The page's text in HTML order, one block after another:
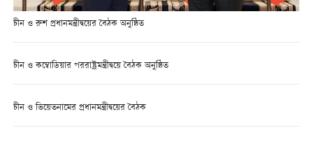
চীন ও রুশ প্রধানমন্ত্রীদ্বয়ের বৈঠক অনুষ্ঠিত
চীন ও কম্বোডিয়ার পররাষ্ট্রমন্ত্রীদ্বয়ে বৈঠক অনুষ্ঠিত
চীন ও ভিয়েতনামের প্রধানমন্ত্রীদ্বয়ের বৈঠক